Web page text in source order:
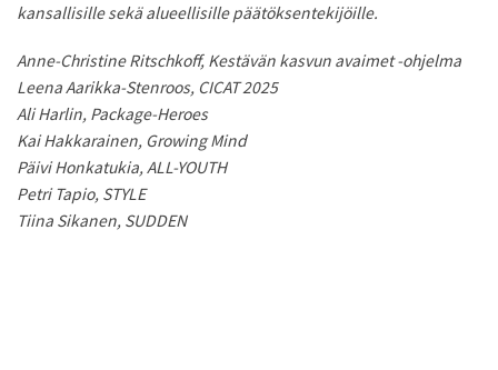
kansallisille sekä alueellisille päätöksentekijöille.
Anne-Christine Ritschkoff, Kestävän kasvun avaimet -ohjelma
Leena Aarikka-Stenroos, CICAT 2025
Ali Harlin, Package-Heroes
Kai Hakkarainen, Growing Mind
Päivi Honkatukia, ALL-YOUTH
Petri Tapio, STYLE
Tiina Sikanen, SUDDEN